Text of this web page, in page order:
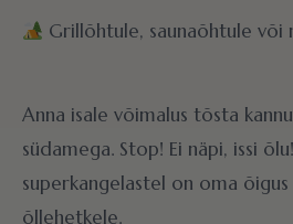
Grillõhtule, saunaõhtule või
Anna isale võimalus tõsta
südamega. Stop! Ei näpi, issi
superkangelastel on oma õigus
õllehetkele.